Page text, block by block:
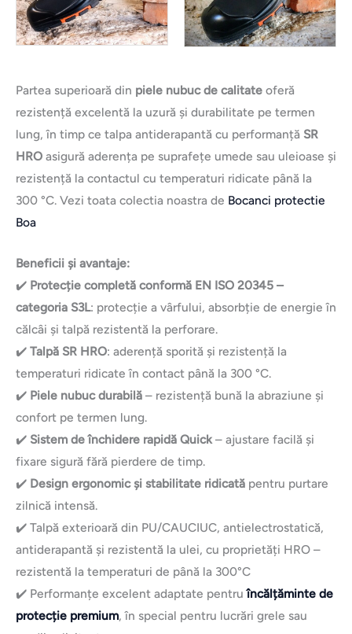
Partea superioară din piele nubuc de calitate oferă
rezistență excelentă la uzură și durabilitate pe termen
lung, în timp ce talpa antiderapantă cu performanță SR
HRO asigură aderența pe suprafețe umede sau uleioase și
rezistență la contactul cu temperaturi ridicate până la
300 °C. Vezi toata colectia noastra de Bocanci protectie
Boa
Beneficii și avantaje:
✔️ Protecție completă conformă EN ISO 20345 –
categoria S3L: protecție a vârfului, absorbție de energie în
călcâi și talpă rezistentă la perforare.
✔️ Talpă SR HRO: aderență sporită și rezistență la
temperaturi ridicate în contact până la 300 °C.
✔️ Piele nubuc durabilă – rezistență bună la abraziune și
confort pe termen lung.
✔️ Sistem de închidere rapidă Quick– ajustare facilă și
fixare sigură fără pierdere de timp.
✔️ Design ergonomic și stabilitate ridicată pentru purtare
zilnică intensă.
✔️ Talpă exterioară din PU/CAUCIUC, antielectrostatică,
antiderapantă și rezistentă la ulei, cu proprietăți HRO –
rezistentă la temperaturi de până la 300°C
✔️ Performanțe excelent adaptate pentruîncălțăminte de
protecție premium, în special pentru lucrări grele sau